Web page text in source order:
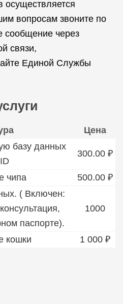
осуществляется
вопросам звоните по
сообщение через
связи,
Единой Службы
Цена
базу данных
300.00 ₽
чипа
500.00 ₽
( Включен:
паспорте).
1000
кошки 1 000 ₽